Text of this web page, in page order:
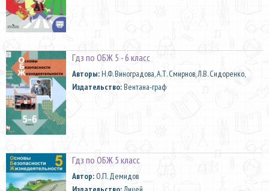
Гдз по ОБЖ 5 - 6 класс
Aвторы:Н.Ф. Виноградова, А.Т. Смирнов, Л.В. Сидоренко,
Издательство:Вентана-граф
Гдз по ОБЖ 5 класс
Автор: О.П. Демидов